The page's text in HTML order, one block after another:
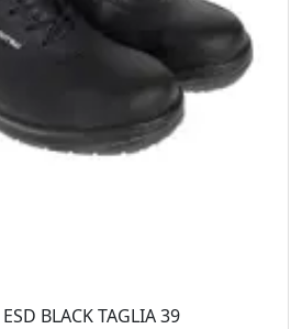
BLACK TAGLIA 39